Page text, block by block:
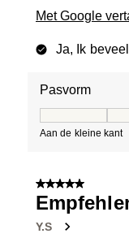
Met Google
Ja, Ik
Pasvorm
Aan de kleine kant
5 van 5 sterren.
Y.S